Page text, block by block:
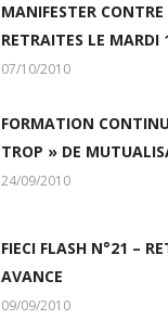
MANIFESTER CONTRE
RETRAITES LE MARDI
07/10/2010
FORMATION
TROP » DE
24/09/2010
FIECI FLASH N°21 –
AVANCE
09/09/2010